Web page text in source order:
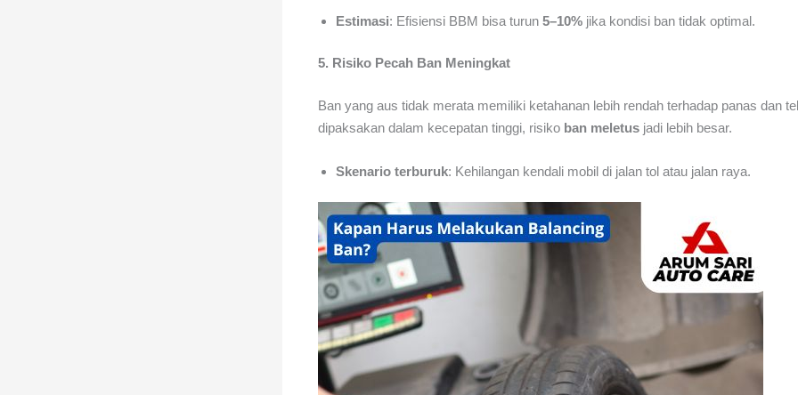
Estimasi: Efisiensi BBM bisa turun 5–10% jika kondisi ban tidak optimal.
5. Risiko Pecah Ban Meningkat
Ban yang aus tidak merata memiliki ketahanan lebih rendah terhadap panas dan
dipaksakan dalam kecepatan tinggi, risiko ban meletus jadi lebih besar.
Skenario terburuk: Kehilangan kendali mobil di jalan tol atau jalan raya.